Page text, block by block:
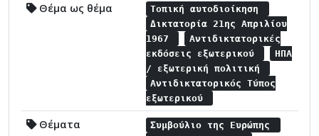
Θέμα ως θέμα
Τοπική αυτοδιοίκηση
Δικτατορία 21ης Απριλίου
1967
Αντιδικτατορικές
εκδόσεις εξωτερικού
ΗΠΑ
/ εξωτερική πολιτική
Αντιδικτατορικός Τύπος
εξωτερικού
Θέματα
Συμβούλιο της Ευρώπης